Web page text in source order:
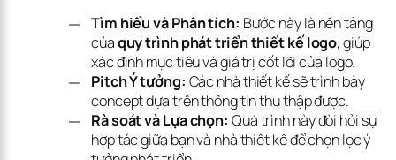
Tìm hiểu và Phân tích: Bước này là nền tảng
củaquy trình phát triển thiết kế logo, giúp
xác định mục tiêu và giá trị cốt lõi của logo.
Pitch Ý tưởng: Các nhà thiết kế sẽ trình bày
concept dựa trên thông tin thu thập được.
Rà soát và Lựa chọn: Quá trình này đòi hỏi sự
hợp tác giữa bạn và nhà thiết kế để chọn lọc ý